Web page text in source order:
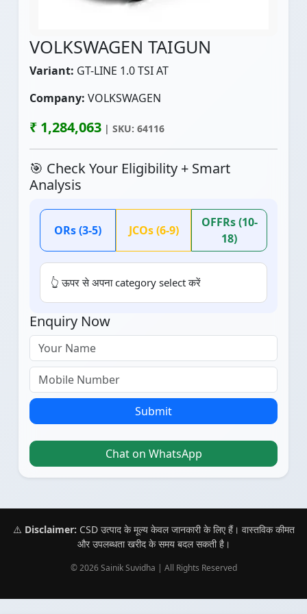
VOLKSWAGEN TAIGUN
Variant: GT-LINE 1.0 TSI AT
Company: VOLKSWAGEN
₹ 1,284,063 | SKU: 64116
🎯 Check Your Eligibility + Smart
Analysis
ORs (3-5) JCOs (6-9)
OFFRs (10-
18)
👆 ऊपर से अपना category select करें
Enquiry Now
Submit
Chat on WhatsApp
⚠️ Disclaimer: CSD उत्पाद के मूल्य केवल जानकारी के लिए हैं। वास्तविक कीमत
और उपलब्धता खरीद के समय बदल सकती है।
© 2026 Sainik Suvidha | All Rights Reserved